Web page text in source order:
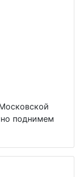
поднимем